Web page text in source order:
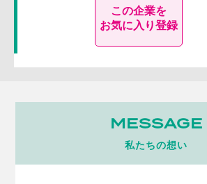
この企業を
お気に入り登録
MESSAGE
私たちの想い